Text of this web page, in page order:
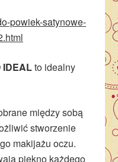
powiek-satynowe-
IDEALto idealny
między sobą
stworzenie
makijażu oczu.
piękno każdego